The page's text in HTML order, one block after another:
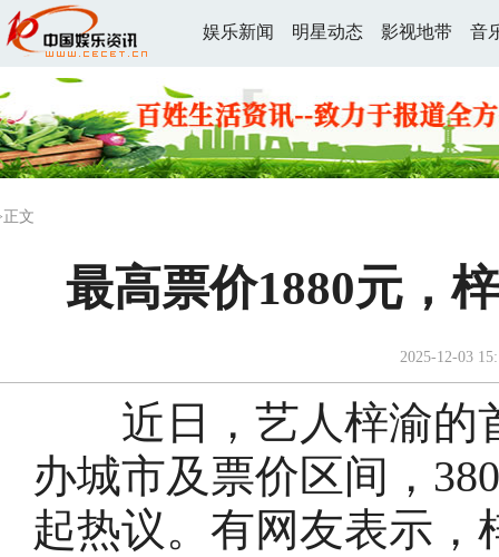
娱乐新闻 明星动态 影视地带 音
文
最高票价1880元，
2025-12-03
近日，艺人梓渝的
办城市及票价区间，
起热议。有网友表示